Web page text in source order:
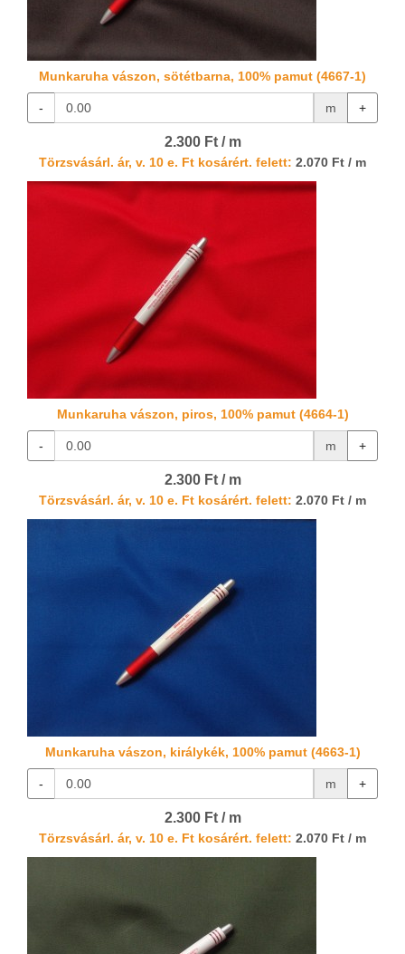
Munkaruha vászon, sötétbarna, 100% pamut (4667-1)
- m +
2.300 Ft / m
Törzsvásárl. ár, v. 10 e. Ft kosárért. felett: 2.070 Ft / m
Munkaruha vászon, piros, 100% pamut (4664-1)
- m +
2.300 Ft / m
Törzsvásárl. ár, v. 10 e. Ft kosárért. felett: 2.070 Ft / m
Munkaruha vászon, királykék, 100% pamut (4663-1)
- m +
2.300 Ft / m
Törzsvásárl. ár, v. 10 e. Ft kosárért. felett: 2.070 Ft / m